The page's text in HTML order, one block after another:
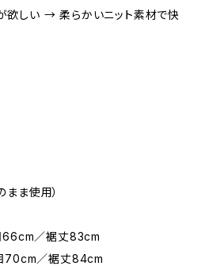
欲しい → 柔らかいニット素材で快
まま使用）
66cm／裾丈83cm
70cm／裾丈84cm